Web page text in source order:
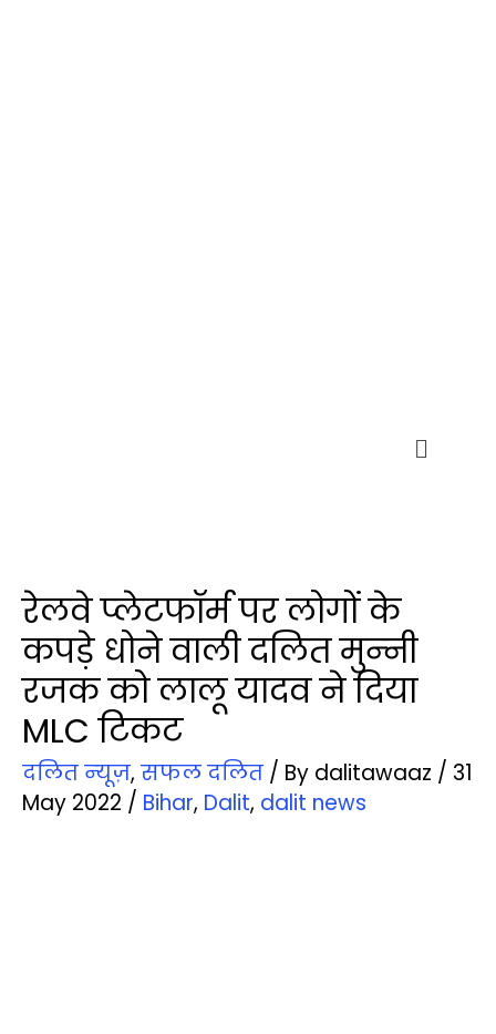
रेलवे प्‍लेटफॉर्म पर लोगों के
कपड़े धोने वाली दलित मुन्‍नी
रजक को लालू यादव ने दिया
MLC टिकट
दलित न्‍यूज़, सफल दलित / By dalitawaaz / 31
May 2022 / Bihar, Dalit, dalit news